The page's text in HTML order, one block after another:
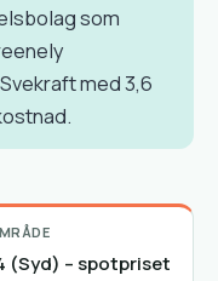
som
med 3,6
(Syd) – spotpriset